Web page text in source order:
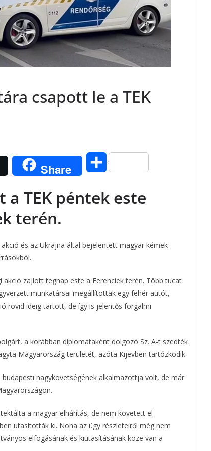
csapott le a TEK
Share
O
s
a
e
g
TEK péntek este
terén.
és az Ukrajna által bejelentett magyar kémek
zajlott tegnap este a Ferenciek terén. Több tucat
munkatársai megállítottak egy fehér autót,
rövid ideig tartott, de így is jelentős forgalmi
a korábban diplomataként dolgozó Sz. A-t szedték
Magyarország területét, azóta Kijevben tartózkodik.
nagykövetségének alkalmazottja volt, de már
a magyar elhárítás, de nem követett el
utasították ki. Noha az ügy részleteiről még nem
elfogásának és kiutasításának köze van a